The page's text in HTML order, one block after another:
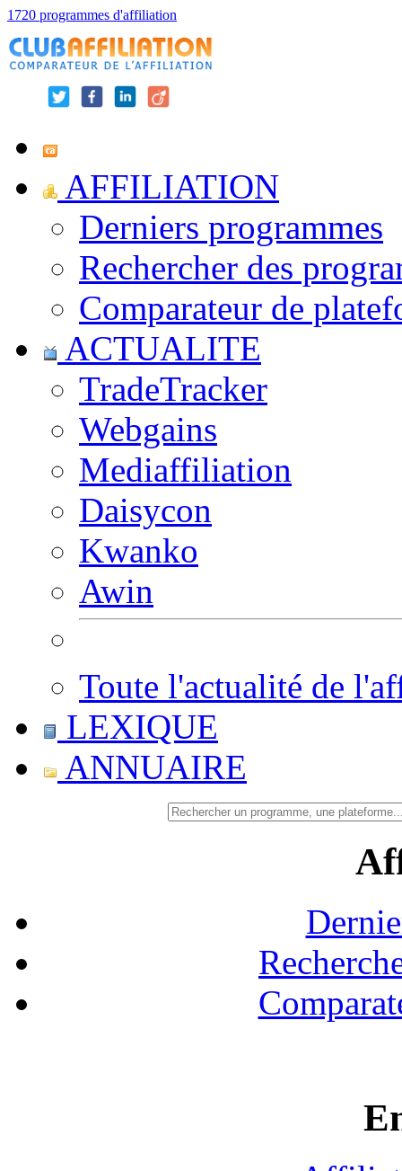
1720 programmes d'affiliation
AFFILIATION
Derniers programmes
Rechercher des
Comparateur de
ACTUALITE
TradeTracker
Webgains
Mediaffiliation
Daisycon
Kwanko
Awin
Toute l'actualité de
LEXIQUE
ANNUAIRE